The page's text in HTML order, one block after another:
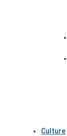
Culture